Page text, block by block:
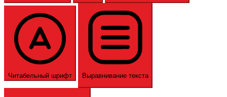
Читабельный шрифт Выравнивание текста